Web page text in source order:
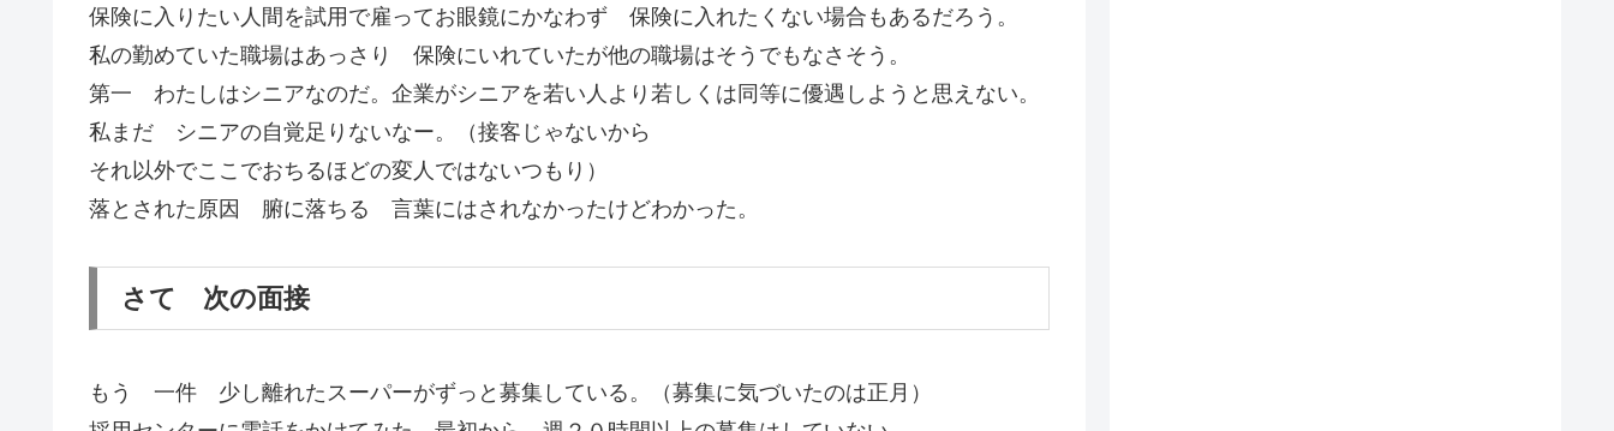
保険に入りたい人間を試用で雇ってお眼鏡にかなわず 保険に入れたくない場合もあるだろう。
私の勤めていた職場はあっさり 保険にいれていたが他の職場はそうでもなさそう。
第一 わたしはシニアなのだ。企業がシニアを若い人より若しくは同等に優遇しようと思えない。
私まだ シニアの自覚足りないなー。（接客じゃないから
それ以外でここでおちるほどの変人ではないつもり）
落とされた原因 腑に落ちる 言葉にはされなかったけどわかった。
さて 次の面接
もう 一件 少し離れたスーパーがずっと募集している。（募集に気づいたのは正月）